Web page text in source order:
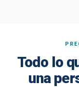
Todo lo
una